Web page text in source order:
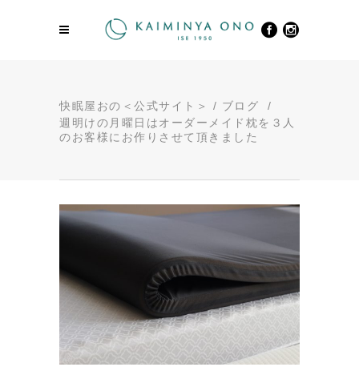
快眠屋おの＜公式サイト＞ / ブログ
/
週明けの月曜日はオーダーメイド枕を３人
のお客様にお作りさせて頂きました